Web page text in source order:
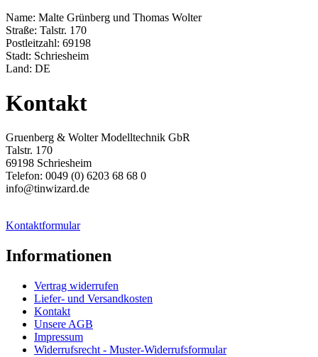
Name: Malte Grünberg und Thomas Wolter
Straße: Talstr. 170
Postleitzahl: 69198
Stadt: Schriesheim
Land: DE
Kontakt
Gruenberg & Wolter Modelltechnik GbR
Talstr. 170
69198 Schriesheim
Telefon: 0049 (0) 6203 68 68 0
info@tinwizard.de
Kontaktformular
Informationen
Vertrag widerrufen
Liefer- und Versandkosten
Kontakt
Unsere AGB
Impressum
Widerrufsrecht - Muster-Widerrufsformular